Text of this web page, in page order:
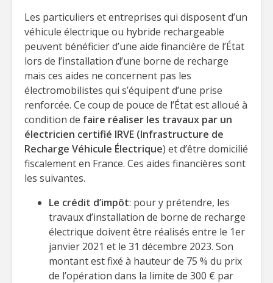
Les particuliers et entreprises qui disposent d’un
véhicule électrique ou hybride rechargeable
peuvent bénéficier d’une aide financière de l’État
lors de l’installation d’une borne de recharge
mais ces aides ne concernent pas les
électromobilistes qui s’équipent d’une prise
renforcée. Ce coup de pouce de l’État est alloué à
condition de faire réaliser les travaux par un
électricien certifié IRVE (Infrastructure de
Recharge Véhicule Électrique) et d’être domicilié
fiscalement en France. Ces aides financières sont
les suivantes.
Le crédit d’impôt: pour y prétendre, les
travaux d’installation de borne de recharge
électrique doivent être réalisés entre le 1er
janvier 2021 et le 31 décembre 2023. Son
montant est fixé à hauteur de 75 % du prix
de l’opération dans la limite de 300 € par